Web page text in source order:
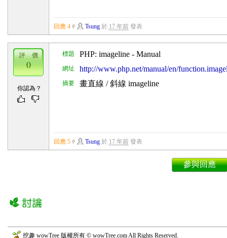
回應 4 # Tsung於 17 年前發表
標題 PHP: imageline - Manual
網址 http://www.php.net/manual/en/
摘要 畫直線 / 斜線 imageline
評 價
0
你認為？
回應 5 # Tsung於 17 年前發表
參與回應
挖趣 wowTree 版權所有 © wowTree.com All Rights Reserved.